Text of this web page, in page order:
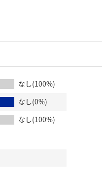
業研究
なし(100%)
なし(0%)
なし(100%)